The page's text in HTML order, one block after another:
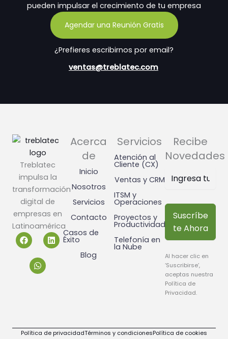
pueden impulsar el crecimiento de tu empresa
Agendar una Reunión Gratis
¿Prefieres escribirnos por email?
ventas@treblatec.com
Treblatec
impulsa la
transformación
digital de
empresas en
Latinoamérica
F
a
c
L
i
n
W
t
s
a
Acerca
de
Inicio
Nosotros
Servicios
Contacto
Casos de
Éxito
Blog
Servicios
Atención al
Cliente (CX)
Ventas y CRM
ITSM y
Operaciones
Proyectos y
Productividad
Telefonía en
la Nube
Recibe
Novedades
Suscríbe
te Ahora
Al hacer clic en
‘Suscribirse’,
aceptas nuestra
Política de
Privacidad.
Política de privacidadTérminos y condicionesPolítica de cookies